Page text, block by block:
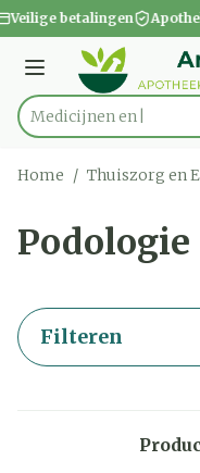
Ga naar de inhoud
1 van 1
Veilige betalingen
Menu
Product, merk,
Home / Thuiszorg en
Podologie
Filteren